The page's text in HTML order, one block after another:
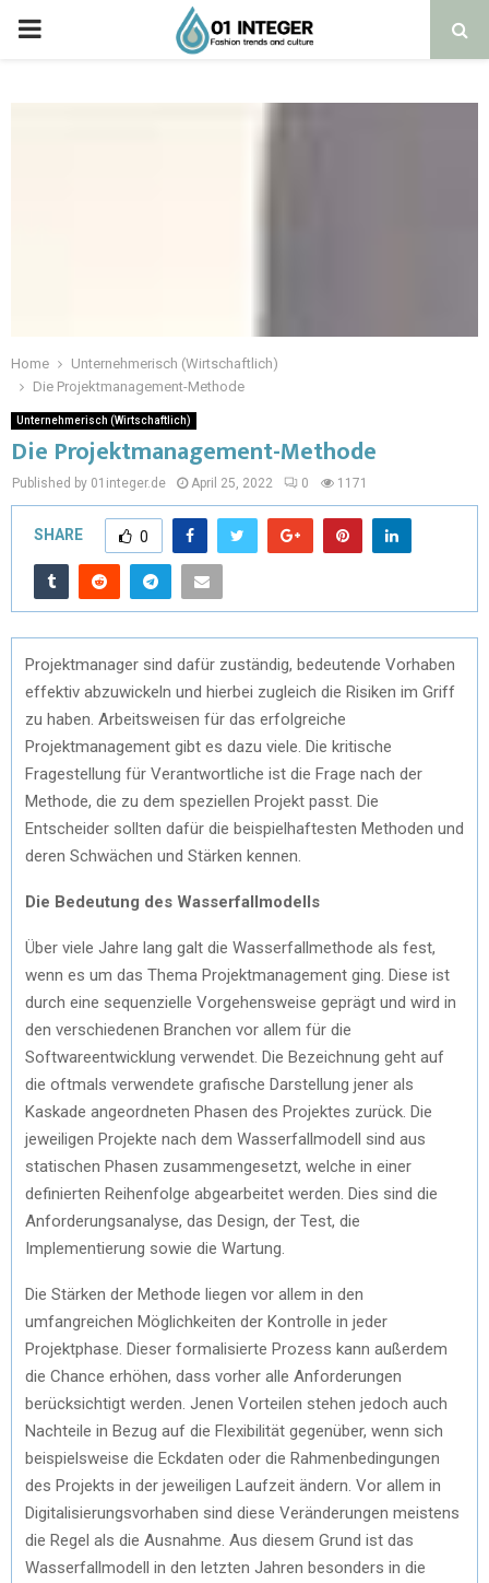
Home
Unternehmerisch (Wirtschaftlich)
Die Projektmanagement-Methode
Unternehmerisch (Wirtschaftlich)
Die Projektmanagement-Methode
Published by 01integer.de April 25, 2022 0 1171
SHARE 0
Projektmanager sind dafür zuständig, bedeutende Vorhaben
effektiv abzuwickeln und hierbei zugleich die Risiken im Griff
zu haben. Arbeitsweisen für das erfolgreiche
Projektmanagement gibt es dazu viele. Die kritische
Fragestellung für Verantwortliche ist die Frage nach der
Methode, die zu dem speziellen Projekt passt. Die
Entscheider sollten dafür die beispielhaftesten Methoden und
deren Schwächen und Stärken kennen.
Die Bedeutung des Wasserfallmodells
Über viele Jahre lang galt die Wasserfallmethode als fest,
wenn es um das Thema Projektmanagement ging. Diese ist
durch eine sequenzielle Vorgehensweise geprägt und wird in
den verschiedenen Branchen vor allem für die
Softwareentwicklung verwendet. Die Bezeichnung geht auf
die oftmals verwendete grafische Darstellung jener als
Kaskade angeordneten Phasen des Projektes zurück. Die
jeweiligen Projekte nach dem Wasserfallmodell sind aus
statischen Phasen zusammengesetzt, welche in einer
definierten Reihenfolge abgearbeitet werden. Dies sind die
Anforderungsanalyse, das Design, der Test, die
Implementierung sowie die Wartung.
Die Stärken der Methode liegen vor allem in den
umfangreichen Möglichkeiten der Kontrolle in jeder
Projektphase. Dieser formalisierte Prozess kann außerdem
die Chance erhöhen, dass vorher alle Anforderungen
berücksichtigt werden. Jenen Vorteilen stehen jedoch auch
Nachteile in Bezug auf die Flexibilität gegenüber, wenn sich
beispielsweise die Eckdaten oder die Rahmenbedingungen
des Projekts in der jeweiligen Laufzeit ändern. Vor allem in
Digitalisierungsvorhaben sind diese Veränderungen meistens
die Regel als die Ausnahme. Aus diesem Grund ist das
Wasserfallmodell in den letzten Jahren besonders in die